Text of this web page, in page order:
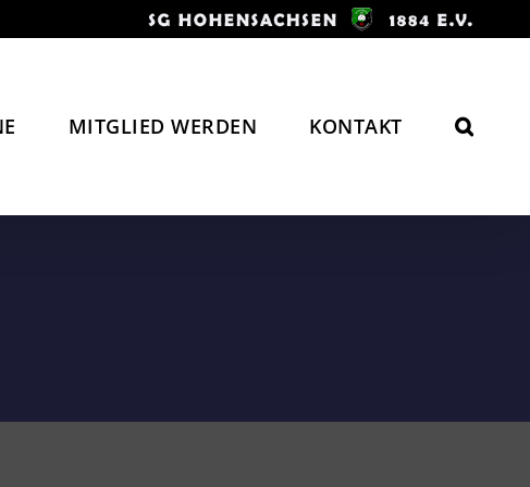
MITGLIED WERDEN KONTAKT